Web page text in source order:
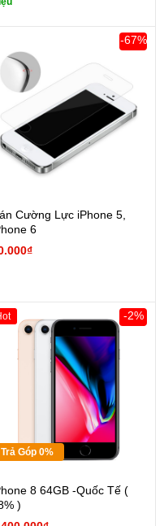
Cường Lực iPhone 5,
6
-67%
Trả Góp 0%
8 64GB -Quốc Tế (
)
-2%